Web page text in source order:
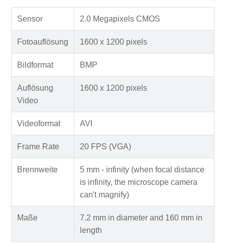
Sensor 2.0 Megapixels CMOS
Fotoauflösung 1600 x 1200 pixels
Bildformat BMP
Auflösung
Video
1600 x 1200 pixels
Videoformat AVI
Frame Rate 20 FPS (VGA)
Brennweite
5 mm - infinity (when focal distance
is infinity, the microscope camera
can't magnify)
Maße
7.2 mm in diameter and 160 mm in
length